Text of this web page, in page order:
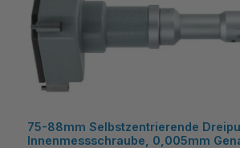
75-88mm Selbstzentrierende
Innenmessschraube, 0,005mm